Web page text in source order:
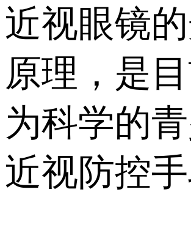
近视眼镜
原理，是
为科学的
近视防控手